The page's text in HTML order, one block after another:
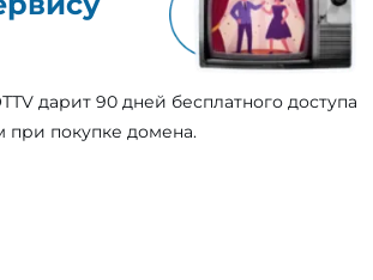
дарит 90 дней бесплатного доступа
при покупке домена.